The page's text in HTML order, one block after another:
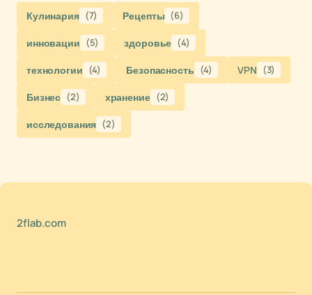
Кулинария (7) Рецепты (6)
инновации (5) здоровье (4)
технологии (4) Безопасность (4) VPN (3)
Бизнес (2) хранение (2)
исследования (2)
2flab.com